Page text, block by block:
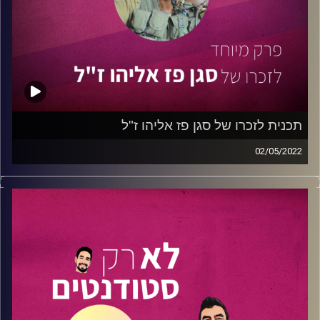
שותף במשרד עו"ד גורניצקי ומנהל
צוות ההיי-טק שמלווה סטראטאפים בתחילת הדרך ולקחו חלק
משמעותי בתמיכה בסטודנטים ובחסות האירוע.
הלינקדין של דן
– מיכאל לביא סולומון –
סמנכ"ל חדשנות ופיתוח עסקי
של Arieli Capital שהוא עצמו היה בוגר של תוכנית מומנטום!
הוא מספר על התהליך ובערך על כל מה שמעניין בעולם
העסקים.
הלינקדין של מיכאל
16:37
–אור מאיר לוי –
מנהל מוצר מוביל ב- ONE ZERO
הבנק הדיגיטלי הראשון. אור מספר לנו על השירות החדשני
והמתקדם שהבנק מביא לשוק, מה הבנק הזה שונה מאחרים
ולמי בכלל מתאים הבנק הזה?
הלינקדין של אור
הלינקדין של אקסלרטור מומנטום:לחצו כאן
תכנית לזכרו של סגן פז אליהו ז"ל
02/05/2022
בפרק זה נביא את סיפורו שלסגן פז אליהוזכרו לברכה.
פז נפל בקרב במבצע "צוק איתן" ביום כ״ה בתמוז
התשע"ד(23.7.2014) .
בעת שפז, מפקד צוות בפלחה״ן צנחנים הניצב בראש חייליו,
ניסה להיכנס לביתו של חשוד ברצועת עזה, הופעל נגד הכח
מטען עוצמתי שהרג אותו. יחד איתו נפלו סמל ראשון שחר
דובר (דאובר) וסמל ראשון לי (ליליק) מט. סמל ראשון שחר